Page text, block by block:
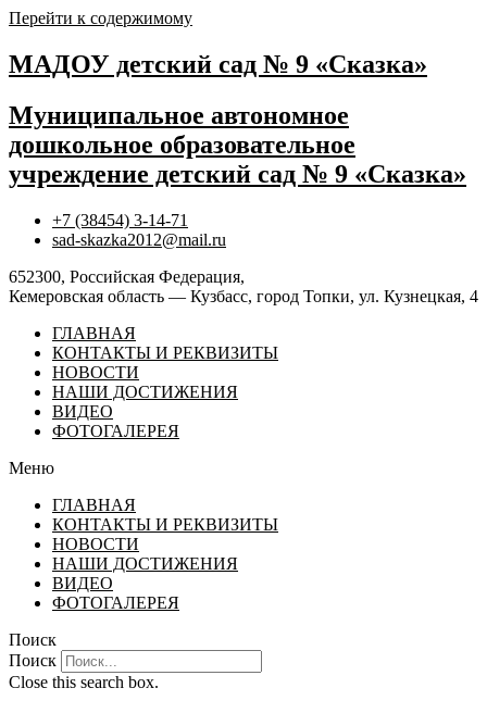
Перейти к содержимому
МАДОУ детский сад № 9 «Сказка»
Муниципальное автономное
дошкольное образовательное
учреждение детский сад № 9 «Сказка»
+7 (38454) 3-14-71
sad-skazka2012@mail.ru
652300, Российская Федерация,
Кемеровская область — Кузбасс, город Топки, ул. Кузнецкая, 4
ГЛАВНАЯ
КОНТАКТЫ И РЕКВИЗИТЫ
НОВОСТИ
НАШИ ДОСТИЖЕНИЯ
ВИДЕО
ФОТОГАЛЕРЕЯ
Меню
ГЛАВНАЯ
КОНТАКТЫ И РЕКВИЗИТЫ
НОВОСТИ
НАШИ ДОСТИЖЕНИЯ
ВИДЕО
ФОТОГАЛЕРЕЯ
Поиск
Поиск
Close this search box.